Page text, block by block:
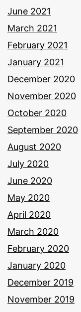
June 2021
March 2021
February 2021
January 2021
December 2020
November 2020
October 2020
September 2020
August 2020
July 2020
June 2020
May 2020
April 2020
March 2020
February 2020
January 2020
December 2019
November 2019